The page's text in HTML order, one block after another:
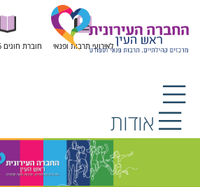
לאירועי תרבות ופנאי חוברת חוגים 2025-26
אודות